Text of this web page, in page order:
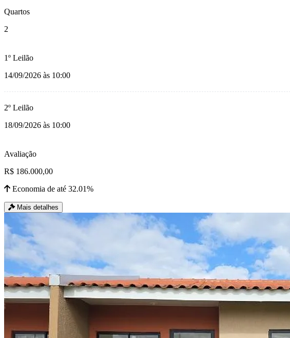
Quartos
2
1º Leilão
14/09/2026 às 10:00
2º Leilão
18/09/2026 às 10:00
Avaliação
R$ 186.000,00
Economia de até 32.01%
Mais detalhes